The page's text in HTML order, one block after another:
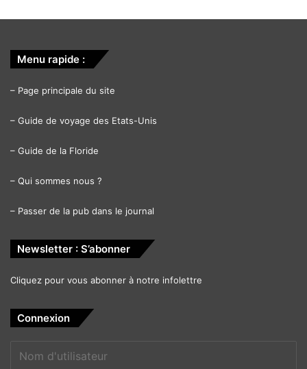
Menu rapide :
– Page principale du site
– Guide de voyage des Etats-Unis
– Guide de la Floride
– Qui sommes nous ?
– Passer de la pub dans le journal
Newsletter : S’abonner
Cliquez pour vous abonner à notre infolettre
Connexion